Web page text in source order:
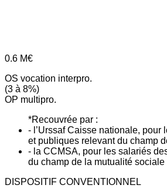
0.6 M€
OS vocation interpro.
(3 à 8%)
OP multipro.
*Recouvrée par :
- l’Urssaf Caisse nationale, pour
et publiques relevant du champ
- la CCMSA, pour les salariés
du champ de la mutualité
DISPOSITIF CONVENTIONNEL